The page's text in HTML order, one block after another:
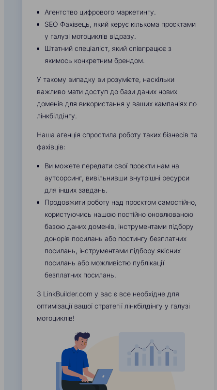
Агентство цифрового маркетингу.
SEO Фахівець, який керує кількома проєктами
у галузі мотоциклів відразу.
Штатний спеціаліст, який співпрацює з
якимось конкретним брендом.
У такому випадку ви розумієте, наскільки
важливо мати доступ до бази даних нових
доменів для використання у ваших кампаніях по
лінкбілдінгу.
Наша агенція спростила роботу таких бізнесів та
фахівців:
Ви можете передати свої проєкти нам на
аутсорсинг, вивільнивши внутрішні ресурси
для інших завдань.
Продовжити роботу над проєктом самостійно,
користуючись нашою постійно оновлюваною
базою даних доменів, інструментами підбору
донорів посилань або постингу безплатних
посилань, інструментами підбору якісних
посилань або можливістю публікації
безплатних посилань.
З LinkBuilder.com у вас є все необхідне для
оптимізації вашої стратегії лінкбілдінгу у галузі
мотоциклів!